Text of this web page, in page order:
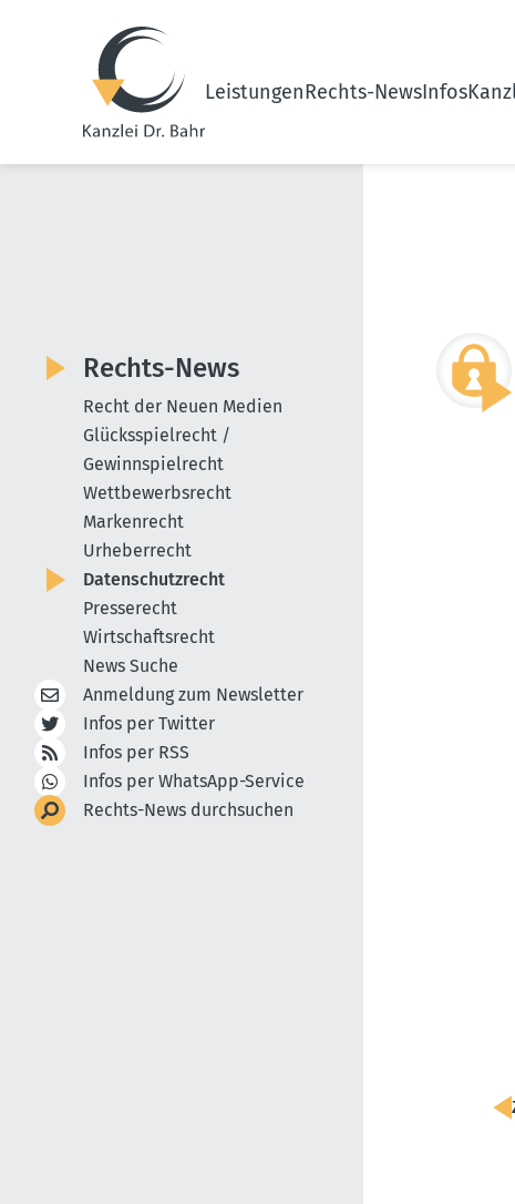
LeistungenRechts-NewsInfos
Rechts-News
Recht der Neuen Medien
Glücksspielrecht /
Gewinnspielrecht
Wettbewerbsrecht
Markenrecht
Urheberrecht
Datenschutzrecht
Presserecht
Wirtschaftsrecht
News Suche
Anmeldung zum Newsletter
Infos per Twitter
Infos per RSS
Infos per WhatsApp-Service
Rechts-News durchsuchen